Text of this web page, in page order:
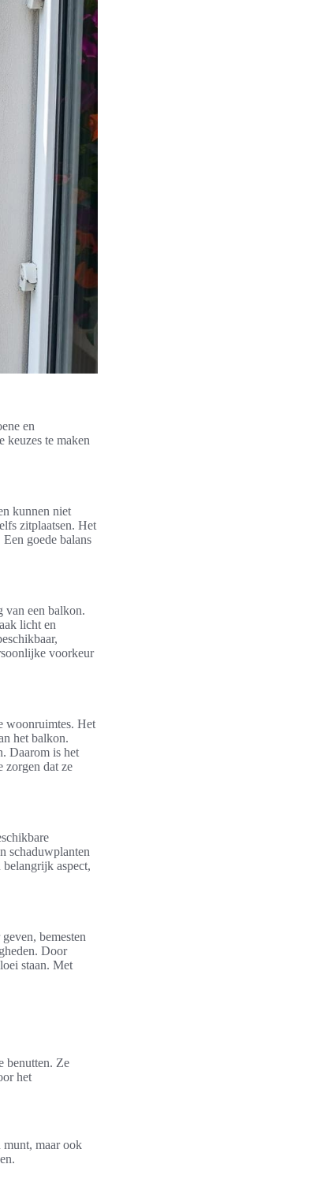
en
te maken
kunnen niet
zitplaatsen. Het
goede balans
van een balkon.
licht en
voorkeur
woonruimtes. Het
het balkon.
Daarom is het
zorgen dat ze
schaduwplanten
aspect,
bemesten
Door
staan. Met
benutten. Ze
het
munt, maar ook